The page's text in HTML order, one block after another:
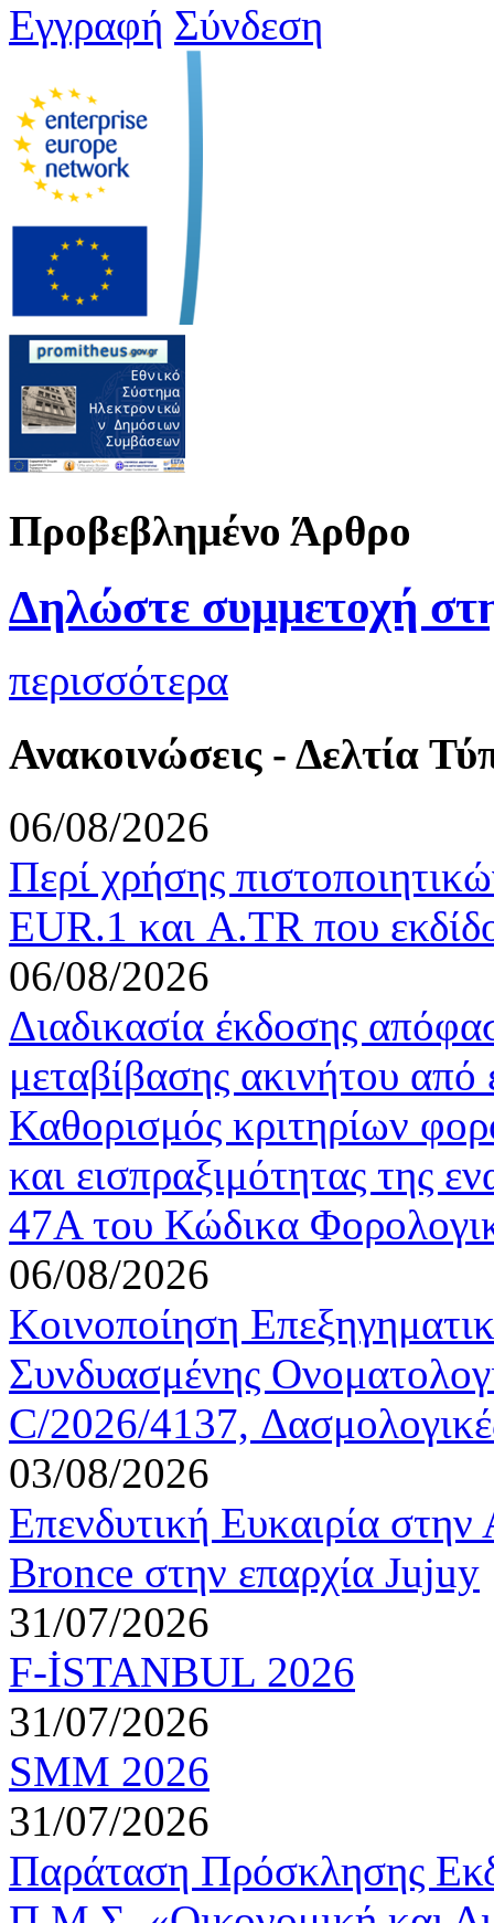
Εγγραφή Σύνδεση
Προβεβλημένο Άρθρο
Δηλώστε συμμετοχή
περισσότερα
Ανακοινώσεις - Δελτία
06/08/2026
Περί χρήσης
EUR.1 και A.TR που
06/08/2026
Διαδικασία έκδοσης
μεταβίβασης ακινήτου από
Καθορισμός κριτηρίων
και εισπραξιμότητας της
47Α του Κώδικα
06/08/2026
Κοινοποίηση
Συνδυασμένης
C/2026/4137,
03/08/2026
Επενδυτική Ευκαιρία
Bronce στην επαρχία Jujuy
31/07/2026
F-İSTANBUL 2026
31/07/2026
SMM 2026
31/07/2026
Παράταση Πρόσκλησης